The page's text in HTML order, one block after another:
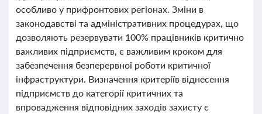
особливо у прифронтових регіонах. Зміни в
законодавстві та адміністративних процедурах, що
дозволяють резервувати 100% працівників критично
важливих підприємств, є важливим кроком для
забезпечення безперервної роботи критичної
інфраструктури. Визначення критеріїв віднесення
підприємств до категорії критичних та
впровадження відповідних заходів захисту є